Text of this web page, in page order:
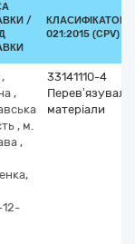
/
КЛАСИФІКАТОР
021:2015 (CPV)
,
,
, м.
,
12-
33141110-4
матеріали